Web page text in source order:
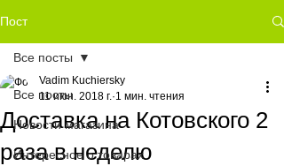
Пост
Все посты
Новости магазина
Интересное о товарах
Все посты
Доставка на Котовского 2
раза в неделю
Vadim Kuchiersky
11 июн. 2018 г. 1 мин. чтения